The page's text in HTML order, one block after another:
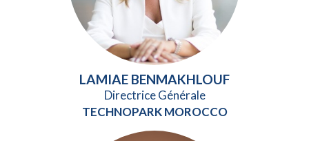
LAMIAE BENMAKHLOUF
Directrice Générale
TECHNOPARK MOROCCO